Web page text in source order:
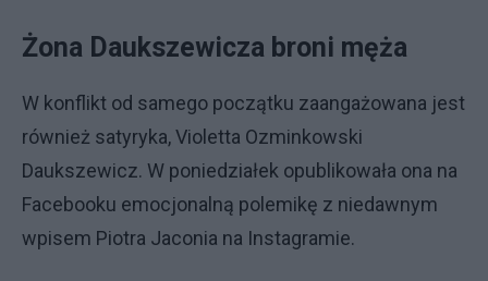
Żona Daukszewicza broni męża
W konflikt od samego początku zaangażowana jest
również satyryka, Violetta Ozminkowski
Daukszewicz. W poniedziałek opublikowała ona na
Facebooku emocjonalną polemikę z niedawnym
wpisem Piotra Jaconia na Instagramie.